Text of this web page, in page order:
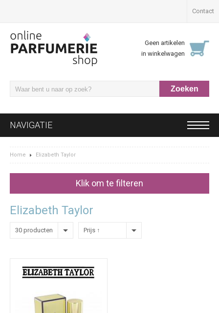
Contact
Geen artikelen
in winkelwagen
NAVIGATIE
Home Elizabeth Taylor
Klik om te filteren
Elizabeth Taylor
30 producten Prijs ↑